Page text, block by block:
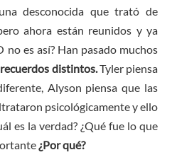
desconocida que trató de
ahora están reunidos y ya
no es así? Han pasado muchos
distintos.Tyler piensa
Alyson piensa que las
psicológicamente y ello
es la verdad? ¿Qué fue lo que
¿Por qué?